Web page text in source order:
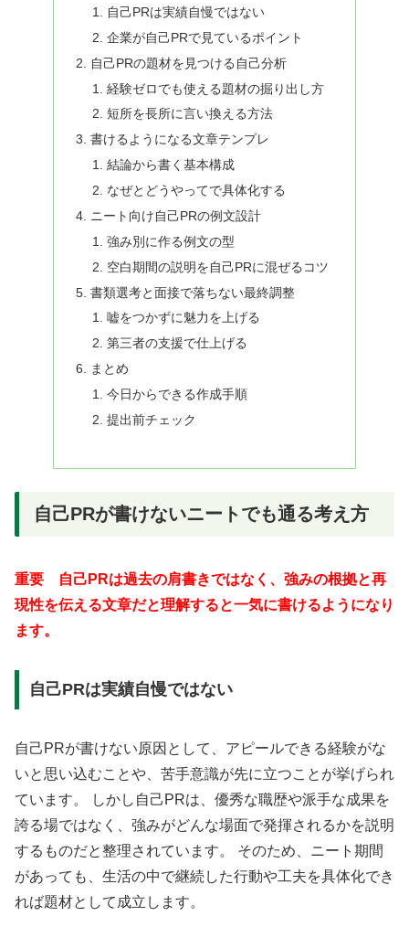
自己PRは実績自慢ではない
企業が自己PRで見ているポイント
自己PRの題材を見つける自己分析
経験ゼロでも使える題材の掘り出し方
短所を長所に言い換える方法
書けるようになる文章テンプレ
結論から書く基本構成
なぜとどうやってで具体化する
ニート向け自己PRの例文設計
強み別に作る例文の型
空白期間の説明を自己PRに混ぜるコツ
書類選考と面接で落ちない最終調整
嘘をつかずに魅力を上げる
第三者の支援で仕上げる
まとめ
今日からできる作成手順
提出前チェック
自己PRが書けないニートでも通る考え方
重要 自己PRは過去の肩書きではなく、強みの根拠と再
現性を伝える文章だと理解すると一気に書けるようになり
ます。
自己PRは実績自慢ではない
自己PRが書けない原因として、アピールできる経験がな
いと思い込むことや、苦手意識が先に立つことが挙げられ
ています。 しかし自己PRは、優秀な職歴や派手な成果を
誇る場ではなく、強みがどんな場面で発揮されるかを説明
するものだと整理されています。 そのため、ニート期間
があっても、生活の中で継続した行動や工夫を具体化でき
れば題材として成立します。